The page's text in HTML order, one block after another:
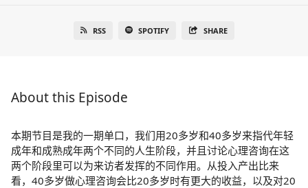
RSS SPOTIFY SHARE
About this Episode
本期节目是我的一期单口，我们用20多岁和40多岁来指代年轻
成年和成熟成年两个不同的人生阶段，并且讨论心理咨询在这
两个阶段里可以为来访者发挥的不同作用。从投入产出比来
看，40多岁做心理咨询会比20多岁时有更大的收益，以及对20